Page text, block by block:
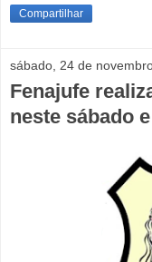
Compartilhar
sábado, 24 de
Fenajufe
neste sábado